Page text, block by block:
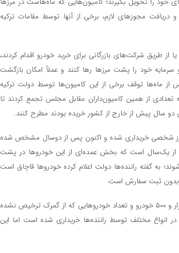
مجوزهای لازم، برخی از آنها توسط مقامات ترکیه
طریق شرکت‌های بازرگانی برای خرید خودرو اقدام کردند،
خود را پشت مرزها رها کنند و عملاً امکان بازگشت
از ماه‌ها توقف برخی از این کامیون‌ها توسط دولت ترکیه
از همین کامیون‌داران مقابل مجلس تجمع کردند تا
سال پیش از خارج از کشور خریده بودند مطرح کنند.
ارز شخصی خریداری شده و اکنون پس از دوسال مشخص شده
یک‌سال است که بخش عمده‌ای از این خودروها در پشت
به گفته راننده‌ها دولت اعلام کرده خودروها قاچاق است
بدون ثبت سفارش است.
به گفته یکی از راننده‌ها تعداد خودروهای پشت‌مرزمانده ۴ هزار و ۵۰۰ خودرو و تعداد خودروهایی که از گمرک ترخیص نشده
و در مجموع حدود ۶ هزار کامیون در انواع مختلف توسط راننده‌ها خریداری شده است اما این